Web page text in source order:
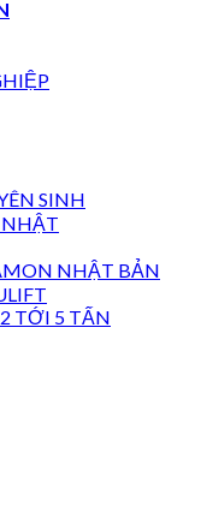
SINH
NHẬT BẢN
TỚI 5 TẤN